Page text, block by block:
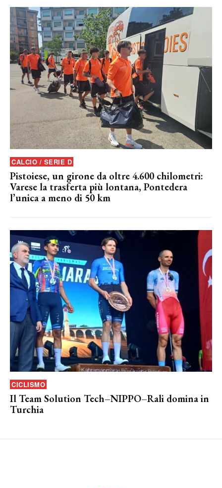
CALCIO / SERIE D
Pistoiese, un girone da oltre 4.600 chilometri:
Varese la trasferta più lontana, Pontedera
l’unica a meno di 50 km
CICLISMO
Il Team Solution Tech–NIPPO–Rali domina in
Turchia